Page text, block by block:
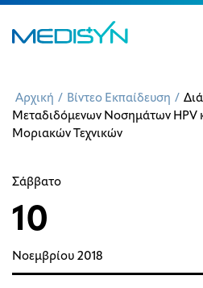
Αρχική / Βίντεο Εκπαίδευση /
Μεταδιδόμενων Νοσημάτων HPV
Μοριακών Τεχνικών
Σάββατο
10
Νοεμβρίου 2018